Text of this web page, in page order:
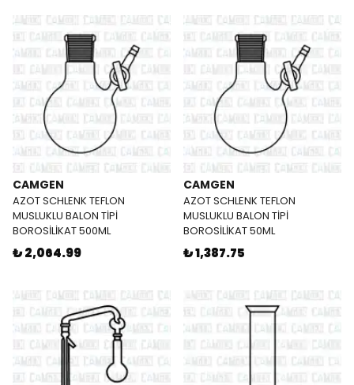
CAMGEN
AZOT SCHLENK TEFLON
MUSLUKLU BALON TİPİ
BOROSİLİKAT 500ML
₺ 2,064.99
CAMGEN
AZOT SCHLENK TEFLON
MUSLUKLU BALON TİPİ
BOROSİLİKAT 50ML
₺ 1,387.75